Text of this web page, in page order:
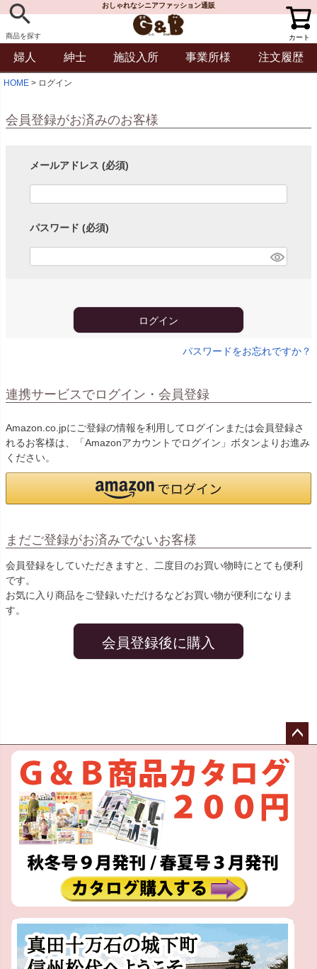
商品を探す
おしゃれなシニアファッション通販
カート
婦人 紳士 施設入所 事業所様 注文履歴
HOME ログイン
会員登録がお済みのお客様
メールアドレス (必須)
パスワード (必須)
ログイン
パスワードをお忘れですか？
連携サービスでログイン・会員登録
Amazon.co.jpにご登録の情報を利用してログインまたは会員登録さ
れるお客様は、「Amazonアカウントでログイン」ボタンよりお進み
ください。
まだご登録がお済みでないお客様
会員登録をしていただきますと、二度目のお買い物時にとても便利
です。
お気に入り商品をご登録いただけるなどお買い物が便利になりま
す。
会員登録後に購入
ペー
へ